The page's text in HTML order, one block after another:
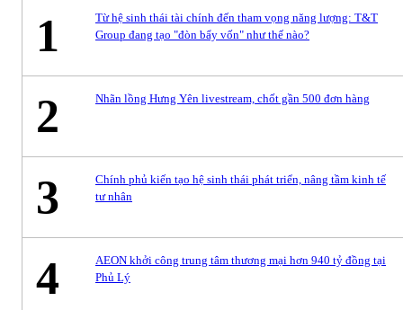
1
Từ hệ sinh thái tài chính đến tham vọng năng lượng: T&T
Group đang tạo "đòn bẩy vốn" như thế nào?
2 Nhãn lồng Hưng Yên livestream, chốt gần 500 đơn hàng
3
Chính phủ kiến tạo hệ sinh thái phát triển, nâng tầm kinh tế
tư nhân
4
AEON khởi công trung tâm thương mại hơn 940 tỷ đồng tại
Phủ Lý